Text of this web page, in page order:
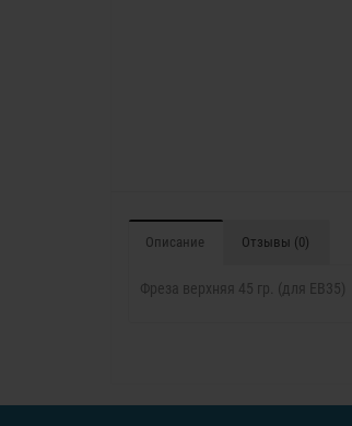
Описание Отзывы (0)
Фреза верхняя 45 гр. (для EB35)